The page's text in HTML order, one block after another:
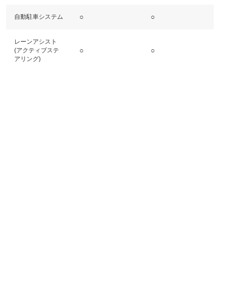
自動駐車システム ○ ○
レーンアシスト
(アクティブステ
アリング)
○ ○